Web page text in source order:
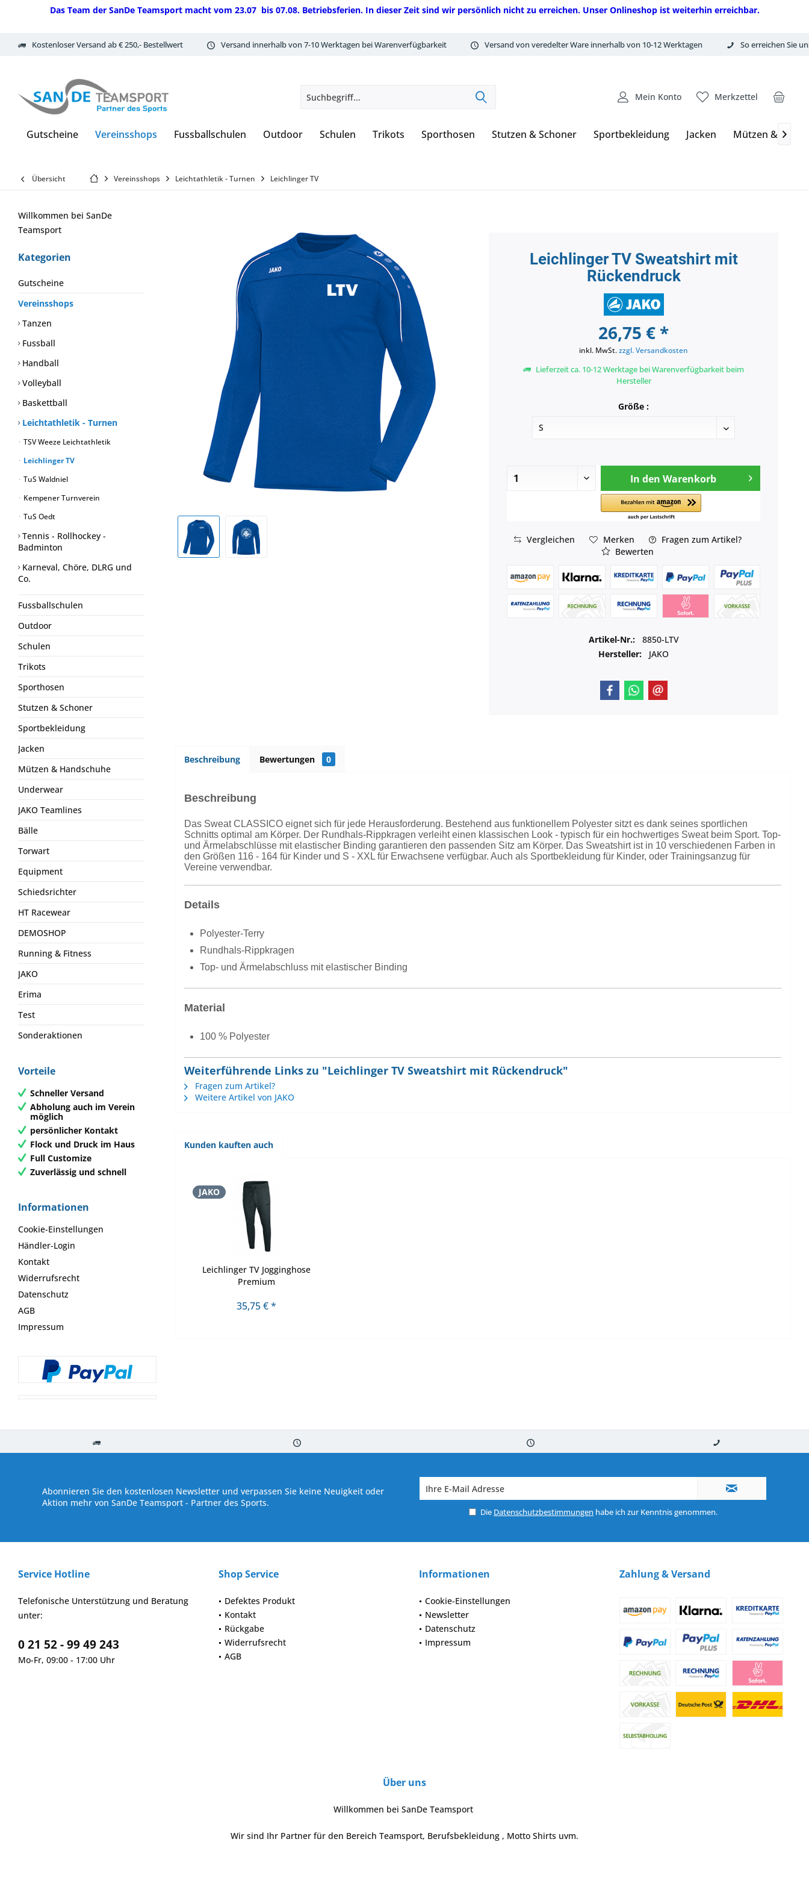
Das Team der SanDe Teamsport macht vom 23.07 bis 07.08. Betriebsferien. In dieser Zeit sind wir persönlich nicht zu erreichen. Unser Onlineshop ist weiterhin erreichbar.
Kostenloser Versand ab € 250,- Bestellwert Versand innerhalb von 7-10 Werktagen bei Warenverfügbarkeit Versand von veredelter Ware innerhalb von 10-12 Werktagen So erreichen Sie
Merkzettel
Mein Konto
Gutscheine Vereinsshops Fussballschulen Outdoor Schulen Trikots Sporthosen Stutzen & Schoner Sportbekleidung Jacken Mützen & 
Übersicht Vereinsshops Leichtathletik - Turnen Leichlinger TV
Willkommen bei SanDe
Teamsport
Kategorien
Gutscheine
Vereinsshops
Tanzen
Fussball
Handball
Volleyball
Baskettball
Leichtathletik - Turnen
TSV Weeze Leichtathletik
Leichlinger TV
TuS Waldniel
Kempener Turnverein
TuS Oedt
Tennis - Rollhockey -
Badminton
Karneval, Chöre, DLRG und
Co.
Fussballschulen
Outdoor
Schulen
Trikots
Sporthosen
Stutzen & Schoner
Sportbekleidung
Jacken
Mützen & Handschuhe
Underwear
JAKO Teamlines
Bälle
Torwart
Equipment
Schiedsrichter
HT Racewear
DEMOSHOP
Running & Fitness
JAKO
Erima
Test
Sonderaktionen
Vorteile
Schneller Versand
Abholung auch im Verein
möglich
persönlicher Kontakt
Flock und Druck im Haus
Full Customize
Zuverlässig und schnell
Informationen
Cookie-Einstellungen
Händler-Login
Kontakt
Widerrufsrecht
Datenschutz
AGB
Impressum
Leichlinger TV Sweatshirt mit
Rückendruck
26,75 € *
inkl. MwSt.zzgl. Versandkosten
Lieferzeit ca. 10-12 Werktage bei Warenverfügbarkeit beim
Hersteller
Größe :
In den Warenkorb
Vergleichen Merken
Fragen zum Artikel?
Bewerten
Artikel-Nr.:
8850-LTV
Hersteller:
JAKO
Beschreibung Bewertungen 0
Beschreibung
Das Sweat CLASSICO eignet sich für jede Herausforderung. Bestehend aus funktionellem Polyester sitzt es dank seines sportlichen
Schnitts optimal am Körper. Der Rundhals-Rippkragen verleiht einen klassischen Look - typisch für ein hochwertiges Sweat beim Sport. Top-
und Ärmelabschlüsse mit elastischer Binding garantieren den passenden Sitz am Körper. Das Sweatshirt ist in 10 verschiedenen Farben in
den Größen 116 - 164 für Kinder und S - XXL für Erwachsene verfügbar. Auch als Sportbekleidung für Kinder, oder Trainingsanzug für
Vereine verwendbar.
Details
Polyester-Terry
Rundhals-Rippkragen
Top- und Ärmelabschluss mit elastischer Binding
Material
100 % Polyester
Weiterführende Links zu "Leichlinger TV Sweatshirt mit Rückendruck"
Fragen zum Artikel?
Weitere Artikel von JAKO
Kunden kauften auch
JAKO
Leichlinger TV Jogginghose
Premium
35,75 € *
Abonnieren Sie den kostenlosen Newsletter und verpassen Sie keine Neuigkeit oder
Aktion mehr von SanDe Teamsport - Partner des Sports.
Die Datenschutzbestimmungen habe ich zur Kenntnis genommen.
Service Hotline
Telefonische Unterstützung und Beratung
unter:
0 21 52 - 99 49 243
Mo-Fr, 09:00 - 17:00 Uhr
Shop Service
Defektes Produkt
Kontakt
Rückgabe
Widerrufsrecht
AGB
Informationen
Cookie-Einstellungen
Newsletter
Datenschutz
Impressum
Zahlung & Versand
Über uns
Willkommen bei SanDe Teamsport
Wir sind Ihr Partner für den Bereich Teamsport, Berufsbekleidung , Motto Shirts uvm.